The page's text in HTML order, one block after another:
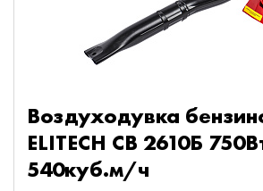
Воздуходувка
ELITECH СВ 2610Б
540куб.м/ч